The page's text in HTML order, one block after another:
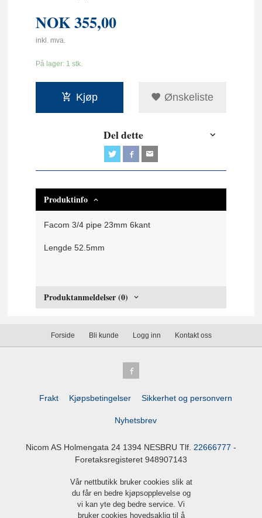
NOK355,00
inkl. mva.
På lager: 1 stk.
Kjøp Ønskeliste
Del dette
Produktinfo
Facom 3/4 pipe 23mm 6kant
Lengde 52.5mm
Produktanmeldelser (0)
Forside Bli kunde Logg inn Kontakt oss
Frakt Kjøpsbetingelser Sikkerhet og personvern
Nyhetsbrev
Nicom AS Holmengata 24 1394 NESBRU Tlf. 22666777 -
Foretaksregisteret 948907143
Vår nettbutikk bruker cookies slik at
du får en bedre kjøpsopplevelse og
vi kan yte deg bedre service. Vi
bruker cookies hovedsaklig til å